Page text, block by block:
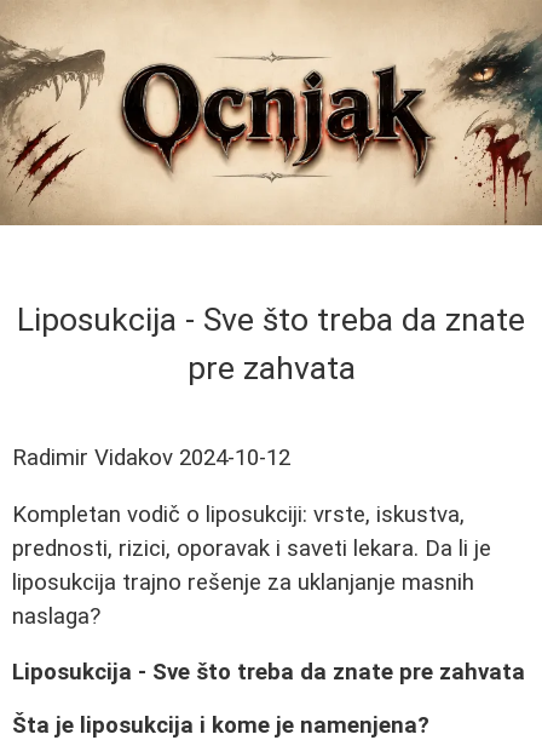
Liposukcija - Sve što treba da znate
pre zahvata
Radimir Vidakov 2024-10-12
Kompletan vodič o liposukciji: vrste, iskustva,
prednosti, rizici, oporavak i saveti lekara. Da li je
liposukcija trajno rešenje za uklanjanje masnih
naslaga?
Liposukcija - Sve što treba da znate pre zahvata
Šta je liposukcija i kome je namenjena?